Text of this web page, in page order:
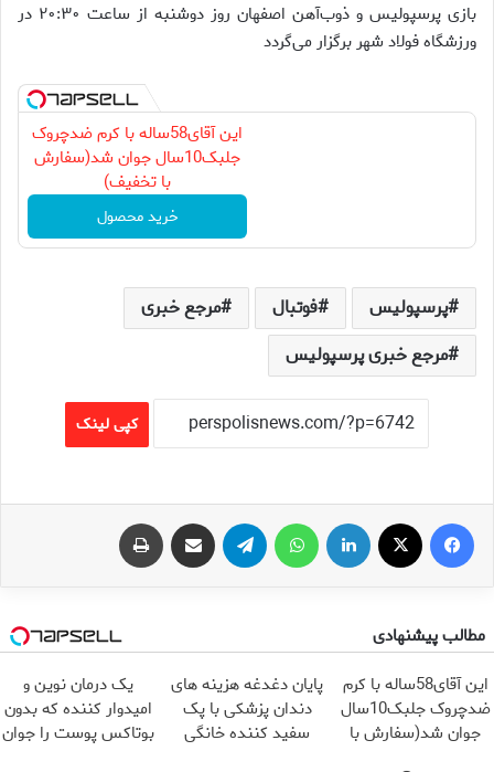
بازی پرسپولیس و ذوب‌آهن اصفهان روز دوشنبه از ساعت ۲۰:۳۰ در
ورزشگاه فولاد شهر برگزار می‌گردد
این آقای58ساله با کرم ضدچروک
جلبک10سال جوان شد(سفارش
با تخفیف)
خرید محصول
پرسپولیس فوتبال
مرجع خبری
مرجع خبری پرسپولیس
کپی لینک
فیس بوک لینکدین تلگرام اشتراک گذاری از طریق ایمیل
مطالب پیشنهادی
این آقای58ساله با کرم
ضدچروک جلبک10سال
جوان شد(سفارش با
پایان دغدغه هزینه های
دندان پزشکی با پک
سفید کننده خانگی
یک درمان نوین و
امیدوار کننده که بدون
بوتاکس پوست را جوان